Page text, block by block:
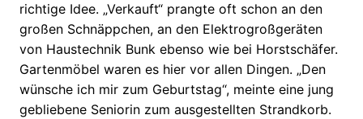
richtige Idee. „Verkauft“ prangte oft schon an den
großen Schnäppchen, an den Elektrogroßgeräten
von Haustechnik Bunk ebenso wie bei Horstschäfer.
Gartenmöbel waren es hier vor allen Dingen. „Den
wünsche ich mir zum Geburtstag“, meinte eine jung
gebliebene Seniorin zum ausgestellten Strandkorb.